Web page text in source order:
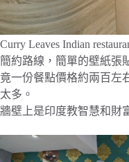
Curry Leaves Indian
簡約路線，簡單的壁紙張
竟一份餐點價格約兩百左
太多。
牆壁上是印度教智慧和財